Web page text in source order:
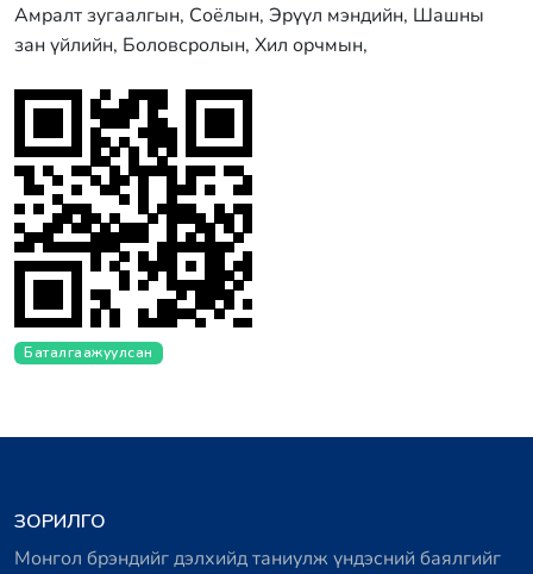
Амралт зугаалгын, Соёлын, Эрүүл мэндийн, Шашны
зан үйлийн, Боловсролын, Хил орчмын,
Баталгаажуулсан
ЗОРИЛГО
Монгол брэндийг дэлхийд таниулж үндэсний баялгийг